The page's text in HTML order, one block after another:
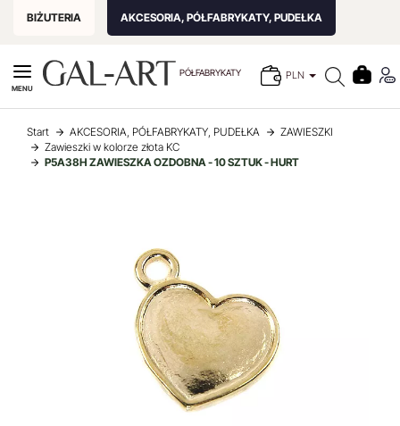
BIŻUTERIA AKCESORIA, PÓŁFABRYKATY, PUDEŁKA
PÓŁFABRYKATY PLN
MENU
Start AKCESORIA, PÓŁFABRYKATY, PUDEŁKA
ZAWIESZKI
Zawieszki w kolorze złota KC
P5A38H ZAWIESZKA OZDOBNA - 10 SZTUK - HURT